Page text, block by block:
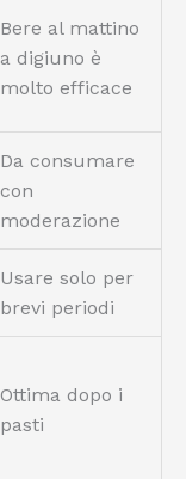
Bere al mattino
a digiuno è
molto efficace
Da consumare
con
moderazione
Usare solo per
brevi periodi
Ottima dopo i
pasti